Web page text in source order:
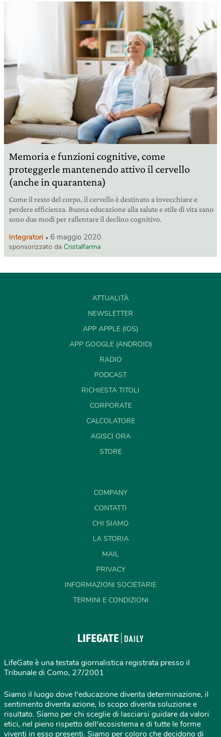
Memoria e funzioni cognitive, come
proteggerle mantenendo attivo il cervello
(anche in quarantena)
Come il resto del corpo, il cervello è destinato a invecchiare e
perdere efficienza. Buona educazione alla salute e stile di vita sano
sono due modi per rallentare il declino cognitivo.
Integratori 6 maggio 2020
sponsorizzato da Cristalfarma
ATTUALITÀ
NEWSLETTER
APP APPLE (IOS)
APP GOOGLE (ANDROID)
RADIO
PODCAST
RICHIESTA TITOLI
CORPORATE
CALCOLATORE
AGISCI ORA
STORE
COMPANY
CONTATTI
CHI SIAMO
LA STORIA
MAIL
PRIVACY
INFORMAZIONI SOCIETARIE
TERMINI E CONDIZIONI
LifeGate è una testata giornalistica registrata presso il
Tribunale di Como, 27/2001
Siamo il luogo dove l'educazione diventa determinazione, il
sentimento diventa azione, lo scopo diventa soluzione e
risultato. Siamo per chi sceglie di lasciarsi guidare da valori
etici, nel pieno rispetto dell'ecosistema e di tutte le forme
viventi in esso presenti. Siamo per coloro che decidono di